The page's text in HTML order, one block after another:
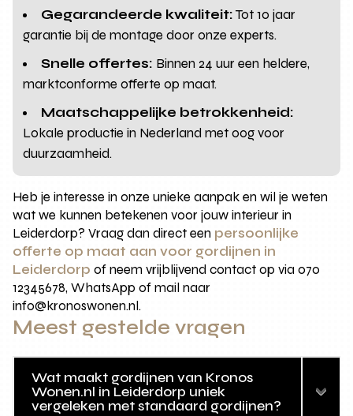
Gegarandeerde kwaliteit:Tot 10 jaar
garantie bij de montage door onze experts.
Snelle offertes: Binnen 24 uur een heldere,
marktconforme offerte op maat.
Maatschappelijke betrokkenheid:
Lokale productie in Nederland met oog voor
duurzaamheid.
Heb je interesse in onze unieke aanpak en wil je weten
wat we kunnen betekenen voor jouw interieur in
Leiderdorp? Vraag dan direct een persoonlijke
offerte op maat aan voor gordijnen in
Leiderdorp of neem vrijblijvend contact op via 070
12345678, WhatsApp of mail naar
info@kronoswonen.nl.
Meest gestelde vragen
Wat maakt gordijnen van Kronos
Wonen.nl in Leiderdorp uniek
vergeleken met standaard gordijnen?